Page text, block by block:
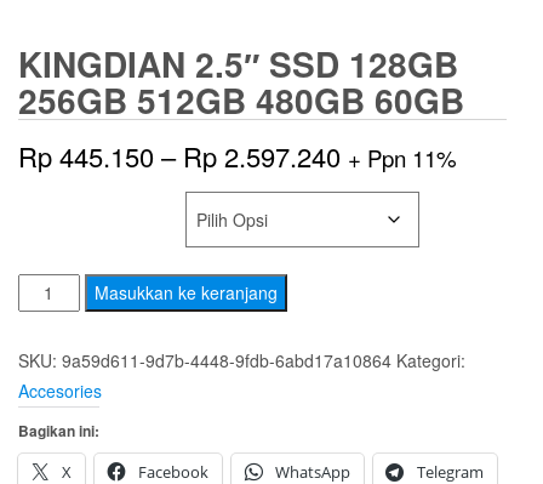
KINGDIAN 2.5″ SSD 128GB
256GB 512GB 480GB 60GB
Rp445.150– Rp 2.597.240Rentang
harga:
Rp 445.150
+ Ppn 11%
Kuantitas
KingDian
128gb
256gb
512gb
Masukkan ke keranjang
SKU: 9a59d611-9d7b-4448-9fdb-6abd17a10864 Kategori:
Accesories
Bagikan ini:
X
Facebook WhatsApp Telegram